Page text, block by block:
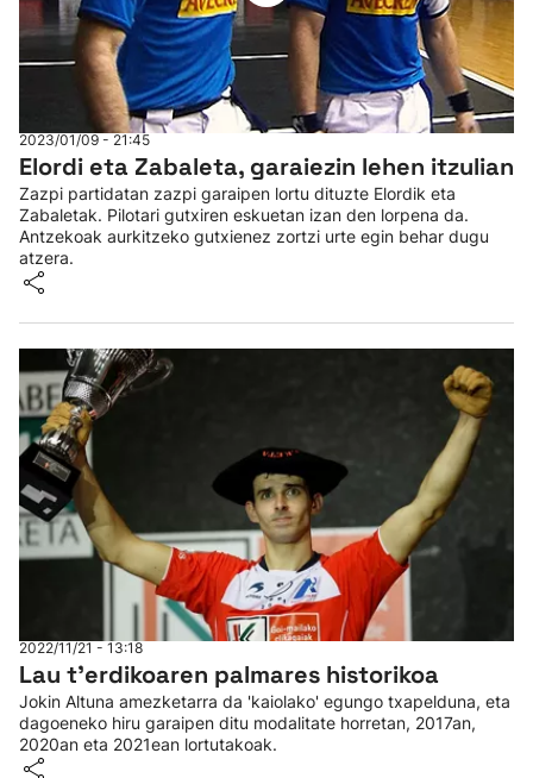
2023/01/09 - 21:45
Elordi eta Zabaleta, garaiezin lehen itzulian
Zazpi partidatan zazpi garaipen lortu dituzte Elordik eta
Zabaletak. Pilotari gutxiren eskuetan izan den lorpena da.
Antzekoak aurkitzeko gutxienez zortzi urte egin behar dugu
atzera.
2022/11/21 - 13:18
Lau t'erdikoaren palmares historikoa
Jokin Altuna amezketarra da 'kaiolako' egungo txapelduna, eta
dagoeneko hiru garaipen ditu modalitate horretan, 2017an,
2020an eta 2021ean lortutakoak.